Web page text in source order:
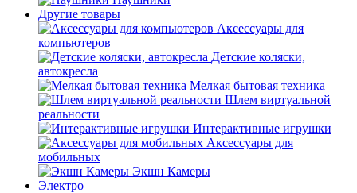
Другие товары
Аксессуары для
компьютеров
Детские коляски,
автокресла
Мелкая бытовая техника
Шлем виртуальной
реальности
Интерактивные игрушки
Аксессуары для
мобильных
Экшн Камеры
Электро